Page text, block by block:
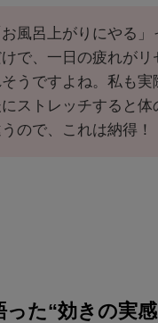
お風呂上がりにやる」
で、一日の疲れがリ
うですよね。私も実
ストレッチすると体
ので、これは納得！
った“効きの実